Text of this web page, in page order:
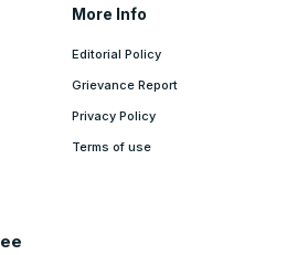
More Info
Editorial Policy
Grievance Report
Privacy Policy
Terms of use